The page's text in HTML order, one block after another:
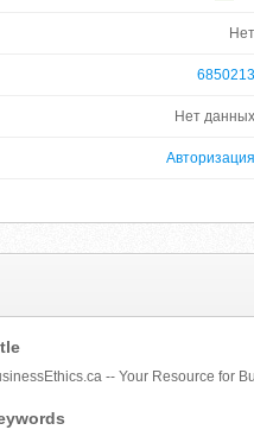
Нет
6850213
Нет данных
Авторизация
-- Your Resource for